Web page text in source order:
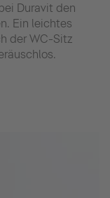
Duravit den
Ein leichtes
der WC-Sitz